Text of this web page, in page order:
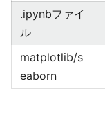
.ipynbファイ
ル
matplotlib/s
eaborn